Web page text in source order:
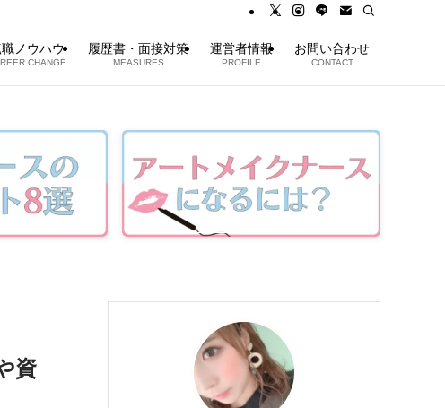
ノウハウ
CHANGE
履歴書・面接対策
MEASURES
運営者情報
PROFILE
お問い合わせ
CONTACT
資